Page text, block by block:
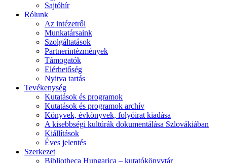
Sajtóhír
Rólunk
Az intézetről
Munkatársaink
Szolgáltatások
Partnerintézmények
Támogatók
Elérhetőség
Nyitva tartás
Tevékenység
Kutatások és programok
Kutatások és programok archív
Könyvek, évkönyvek, folyóirat kiadása
A kisebbségi kultúrák dokumentálása Szlovákiában
Kiállítások
Éves jelentés
Szerkezet
Bibliotheca Hungarica – kutatókönyvtár